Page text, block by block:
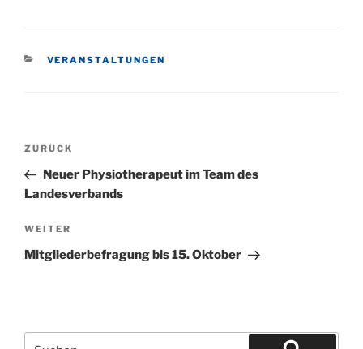
KATEGORIEN
VERANSTALTUNGEN
Beitragsnavigation
Vorheriger
Beitrag
ZURÜCK
Neuer Physiotherapeut im Team des
Landesverbands
Nächster
Beitrag
WEITER
Mitgliederbefragung bis 15. Oktober